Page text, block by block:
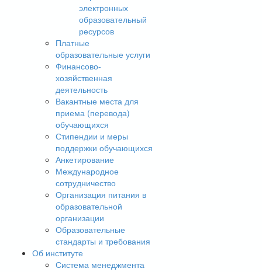
электронных
образовательный
ресурсов
Платные
образовательные услуги
Финансово-
хозяйственная
деятельность
Вакантные места для
приема (перевода)
обучающихся
Стипендии и меры
поддержки обучающихся
Анкетирование
Международное
сотрудничество
Организация питания в
образовательной
организации
Образовательные
стандарты и требования
Об институте
Система менеджмента